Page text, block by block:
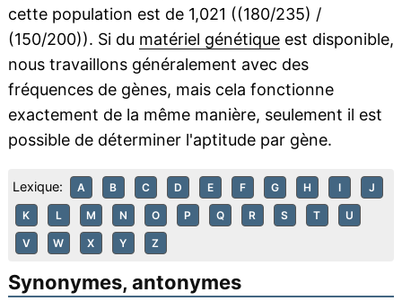
cette population est de 1,021 ((180/235) /
(150/200)). Si du matériel génétiqueest disponible,
nous travaillons généralement avec des
fréquences de gènes, mais cela fonctionne
exactement de la même manière, seulement il est
possible de déterminer l'aptitude par gène.
Lexique: A B C D E F G H I J
K L M N O P Q R S T U
V W X Y Z
Synonymes, antonymes